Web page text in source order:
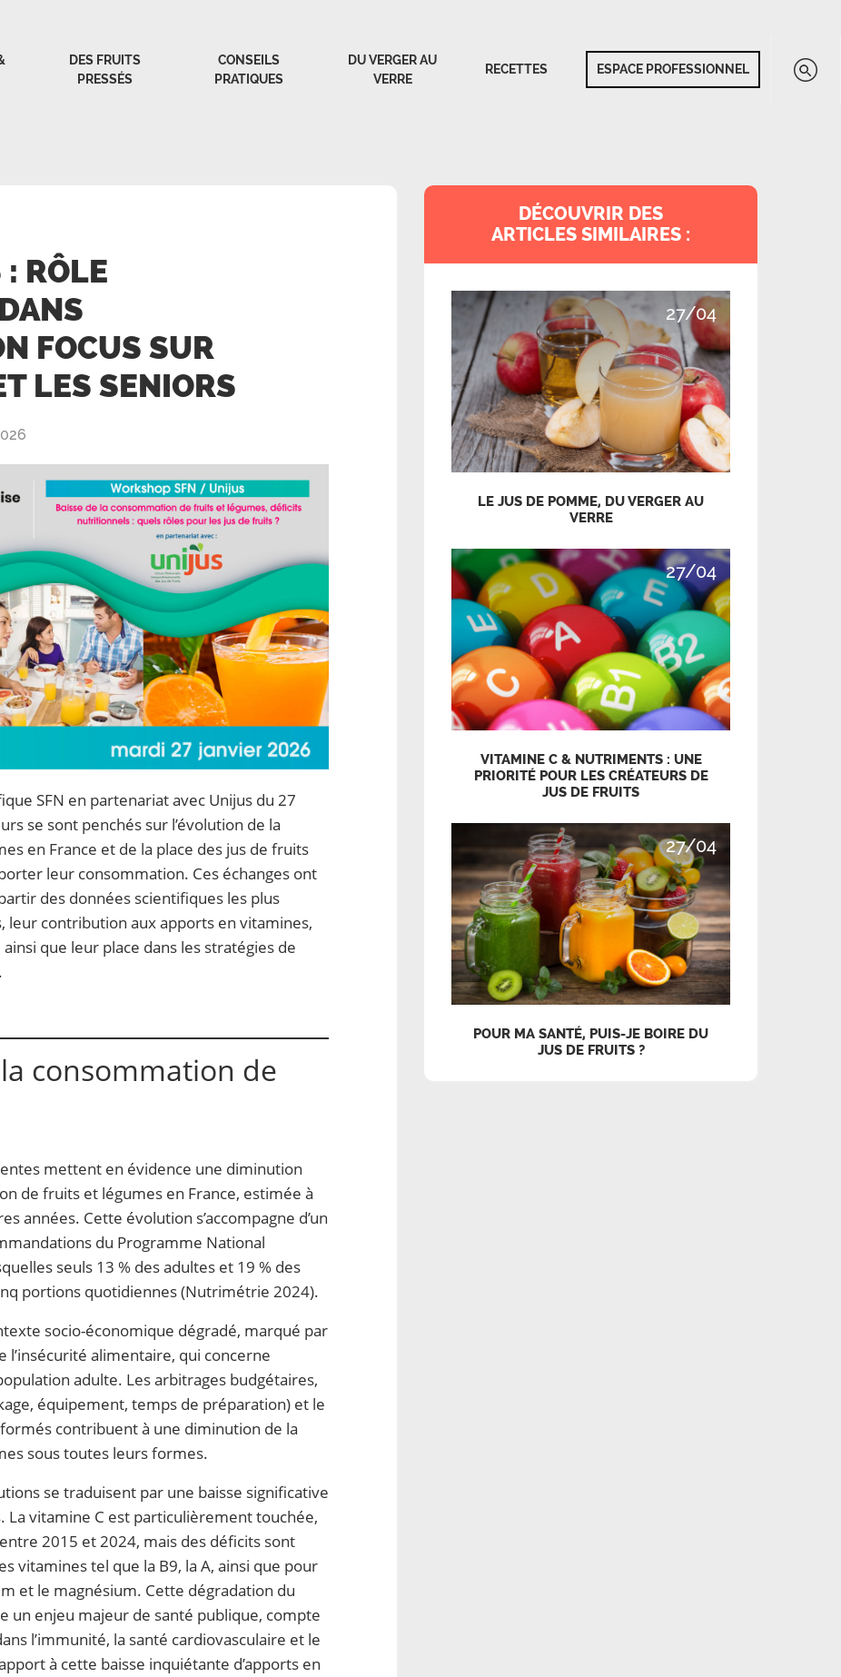
DES FRUITS
PRESSÉS
CONSEILS
PRATIQUES
DU VERGER AU
VERRE
RECETTES ESPACE PROFESSIONNEL
RÔLE
FOCUS SUR
LES SENIORS
SFN en partenariat avec Unijus du 27
se sont penchés sur l’évolution de la
en France et de la place des jus de fruits
leur consommation. Ces échanges ont
des données scientifiques les plus
leur contribution aux apports en vitamines,
que leur place dans les stratégies de
consommation de
mettent en évidence une diminution
de fruits et légumes en France, estimée à
années. Cette évolution s’accompagne d’un
du Programme National
seuls 13 % des adultes et 19 % des
portions quotidiennes (Nutrimétrie 2024).
socio-économique dégradé, marqué par
alimentaire, qui concerne
adulte. Les arbitrages budgétaires,
équipement, temps de préparation) et le
contribuent à une diminution de la
sous toutes leurs formes.
se traduisent par une baisse significative
vitamine C est particulièrement touchée,
2015 et 2024, mais des déficits sont
vitamines tel que la B9, la A, ainsi que pour
et le magnésium. Cette dégradation du
un enjeu majeur de santé publique, compte
l’immunité, la santé cardiovasculaire et le
à cette baisse inquiétante d’apports en
DÉCOUVRIR DES
ARTICLES SIMILAIRES :
27/04
LE JUS DE POMME, DU VERGER AU
VERRE
27/04
VITAMINE C & NUTRIMENTS : UNE
PRIORITÉ POUR LES CRÉATEURS DE
JUS DE FRUITS
27/04
POUR MA SANTÉ, PUIS-JE BOIRE DU
JUS DE FRUITS ?